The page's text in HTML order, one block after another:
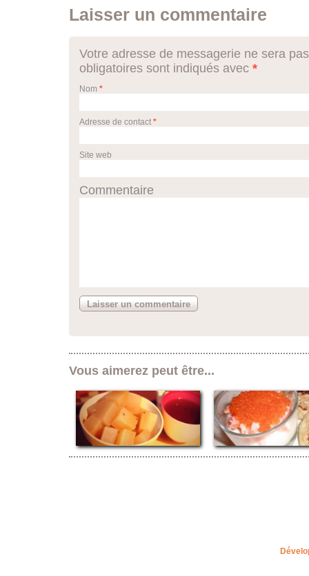
Laisser un commentaire
Votre adresse de messagerie ne sera
obligatoires sont indiqués avec *
Nom *
Adresse de contact *
Site web
Commentaire
Vous aimerez peut être...